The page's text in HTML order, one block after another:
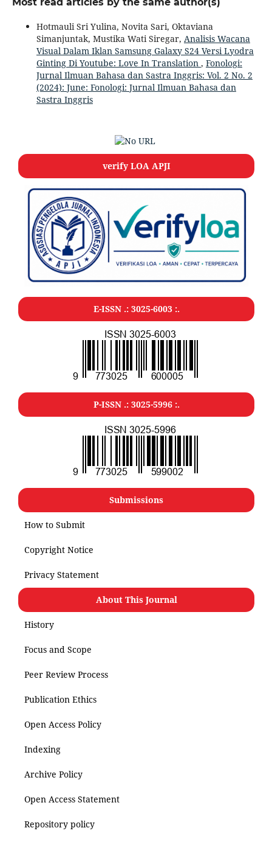
Hotmauli Sri Yulina, Novita Sari, Oktaviana
Simanjuntak, Mustika Wati Siregar, Analisis Wacana
Visual Dalam Iklan Samsung Galaxy S24 Versi Lyodra
Ginting Di Youtube: Love In Translation , Fonologi:
Jurnal Ilmuan Bahasa dan Sastra Inggris: Vol. 2 No. 2
(2024): June: Fonologi: Jurnal Ilmuan Bahasa dan
Sastra Inggris
verify LOA APJI
E-ISSN .: 3025-6003 :.
P-ISSN .: 3025-5996 :.
Submissions
How to Submit
Copyright Notice
Privacy Statement
About This Journal
History
Focus and Scope
Peer Review Process
Publication Ethics
Open Access Policy
Indexing
Archive Policy
Open Access Statement
Repository policy